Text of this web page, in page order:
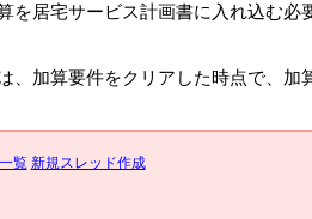
を居宅サービス計画書に入れ込む
、加算要件をクリアした時点で、加
覧 新規スレッド作成